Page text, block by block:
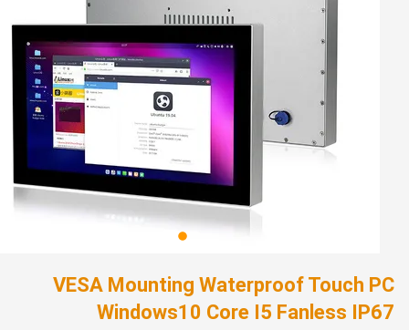
VESA Mounting Waterproof Touch
Windows10 Core I5 ​​Fanless